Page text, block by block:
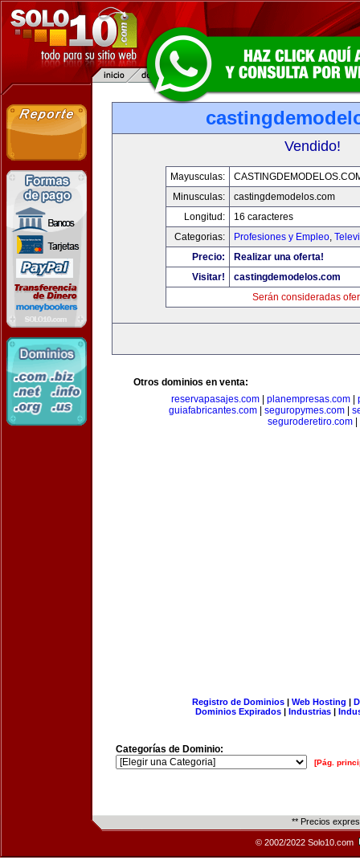
Vendido!
Mayusculas:
Minusculas:
castingdemodelos.com
Longitud:
16 caracteres
Categorias:
Profesiones y Empleo,
Precio:
Realizar una oferta!
Visitar!
castingdemodelos.com
Serán consideradas
Otros dominios en venta:
reservapasajes.com
planempresas.com
guiafabricantes.com| seguropymes.com|
seguroderetiro.com
Registro de Dominios| Web Hosting |
Dominios Expirados | Industrias |
Categorías de Dominio:
[Pág.
** Precios
© 2002/2022 Solo10.com